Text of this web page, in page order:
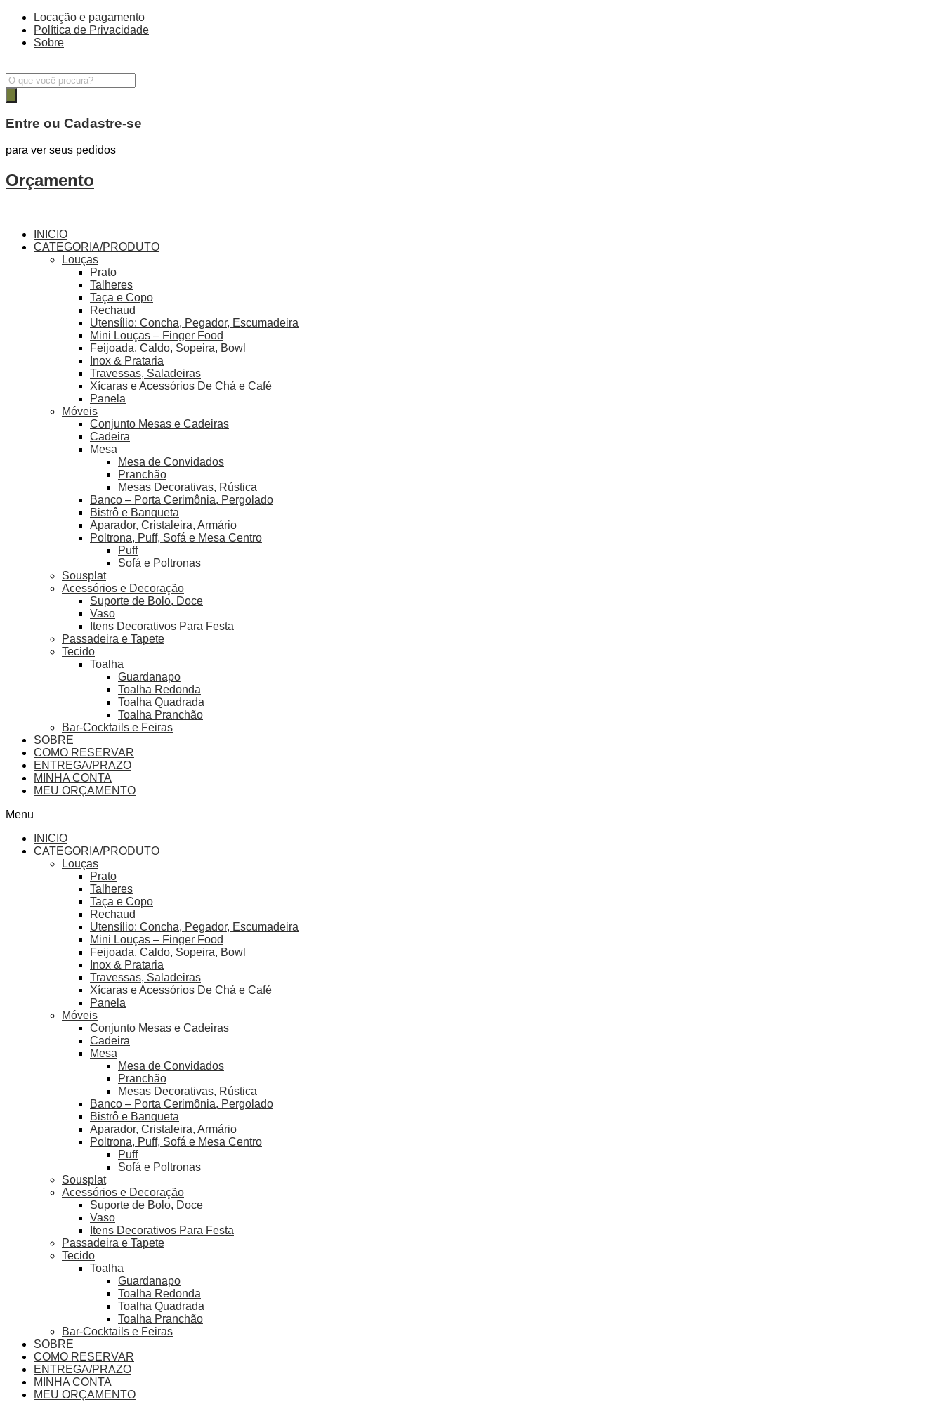
Locação e pagamento
Política de Privacidade
Sobre
Pesquisar
produtos
Entre ou Cadastre-se
para ver seus pedidos
Orçamento
INICIO
CATEGORIA/PRODUTO
Louças
Prato
Talheres
Taça e Copo
Rechaud
Utensílio: Concha, Pegador, Escumadeira
Mini Louças – Finger Food
Feijoada, Caldo, Sopeira, Bowl
Inox & Prataria
Travessas, Saladeiras
Xícaras e Acessórios De Chá e Café
Panela
Móveis
Conjunto Mesas e Cadeiras
Cadeira
Mesa
Mesa de Convidados
Pranchão
Mesas Decorativas, Rústica
Banco – Porta Cerimônia, Pergolado
Bistrô e Banqueta
Aparador, Cristaleira, Armário
Poltrona, Puff, Sofá e Mesa Centro
Puff
Sofá e Poltronas
Sousplat
Acessórios e Decoração
Suporte de Bolo, Doce
Vaso
Itens Decorativos Para Festa
Passadeira e Tapete
Tecido
Toalha
Guardanapo
Toalha Redonda
Toalha Quadrada
Toalha Pranchão
Bar-Cocktails e Feiras
SOBRE
COMO RESERVAR
ENTREGA/PRAZO
MINHA CONTA
MEU ORÇAMENTO
Menu
INICIO
CATEGORIA/PRODUTO
Louças
Prato
Talheres
Taça e Copo
Rechaud
Utensílio: Concha, Pegador, Escumadeira
Mini Louças – Finger Food
Feijoada, Caldo, Sopeira, Bowl
Inox & Prataria
Travessas, Saladeiras
Xícaras e Acessórios De Chá e Café
Panela
Móveis
Conjunto Mesas e Cadeiras
Cadeira
Mesa
Mesa de Convidados
Pranchão
Mesas Decorativas, Rústica
Banco – Porta Cerimônia, Pergolado
Bistrô e Banqueta
Aparador, Cristaleira, Armário
Poltrona, Puff, Sofá e Mesa Centro
Puff
Sofá e Poltronas
Sousplat
Acessórios e Decoração
Suporte de Bolo, Doce
Vaso
Itens Decorativos Para Festa
Passadeira e Tapete
Tecido
Toalha
Guardanapo
Toalha Redonda
Toalha Quadrada
Toalha Pranchão
Bar-Cocktails e Feiras
SOBRE
COMO RESERVAR
ENTREGA/PRAZO
MINHA CONTA
MEU ORÇAMENTO